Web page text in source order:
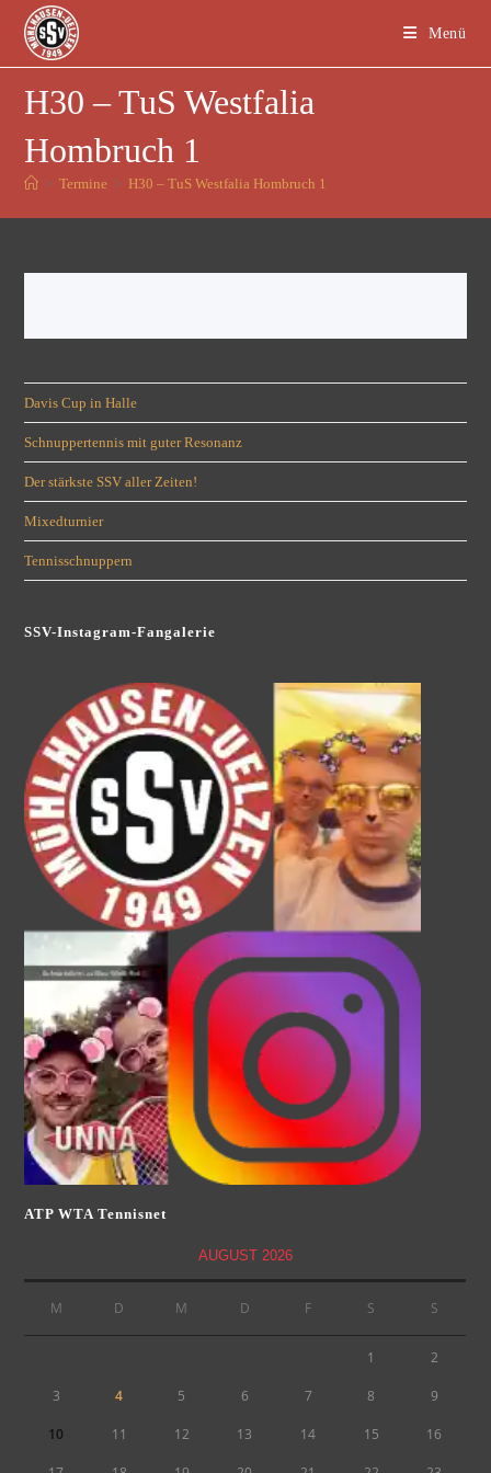
Menü
H30 – TuS Westfalia
Hombruch 1
> Termine > H30 – TuS Westfalia Hombruch 1
Davis Cup in Halle
Schnuppertennis mit guter Resonanz
Der stärkste SSV aller Zeiten!
Mixedturnier
Tennisschnuppern
SSV-Instagram-Fangalerie
ATP WTA Tennisnet
AUGUST 2026
M D M D F S S
1 2
3 4 5 6 7 8 9
10 11 12 13 14 15 16